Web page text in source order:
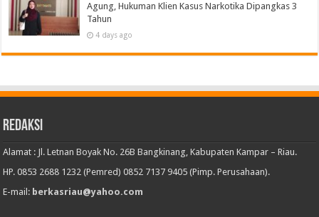
Agung, Hukuman Klien Kasus Narkotika Dipangkas 3
Tahun
4 days ago
Redaksi
Alamat : Jl. Letnan Boyak No. 26B Bangkinang, Kabupaten Kampar – Riau.
HP. 0853 2688 1232 (Pemred) 0852 7137 9405 (Pimp. Perusahaan).
E-mail: berkasriau@yahoo.com